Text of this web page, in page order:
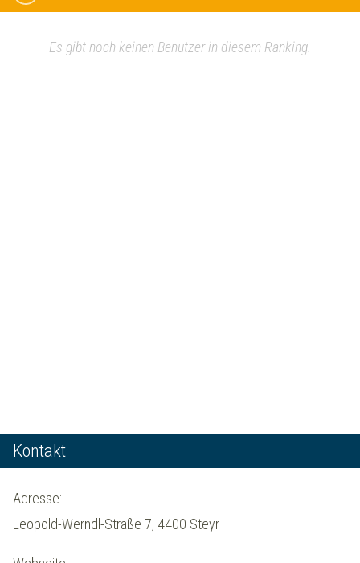
Es gibt noch keinen Benutzer in diesem Ranking.
Kontakt
Adresse:
Leopold-Werndl-Straße 7, 4400 Steyr